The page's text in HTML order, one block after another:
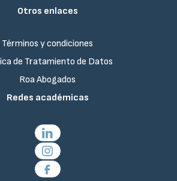
Otros enlaces
Términos y condiciones
de Tratamiento de Datos
Roa Abogados
Redes académicas